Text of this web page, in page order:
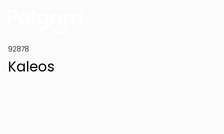
92878
Kaleos